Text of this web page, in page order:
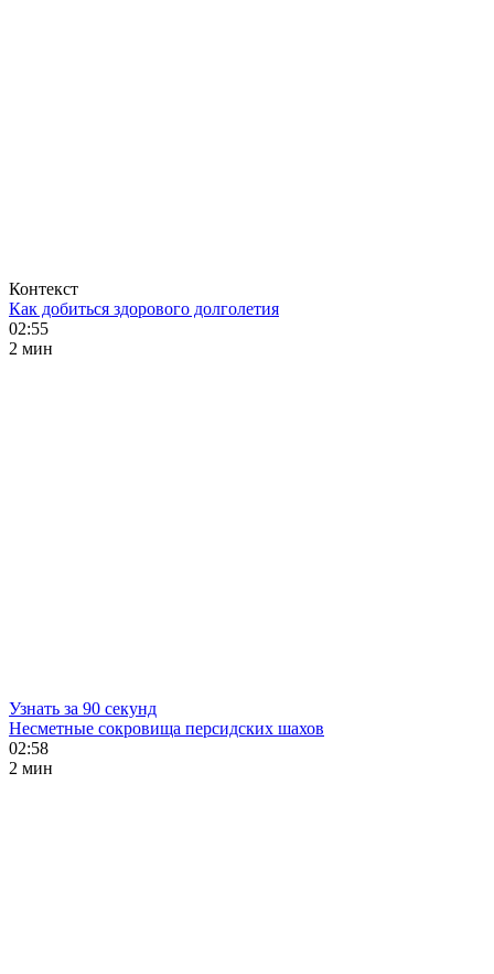
Контекст
Как добиться здорового долголетия
02:55
2 мин
Узнать за 90 секунд
Несметные сокровища персидских шахов
02:58
2 мин